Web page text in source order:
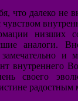
что далеко не
низших
аналоги.
внутреннего
своего